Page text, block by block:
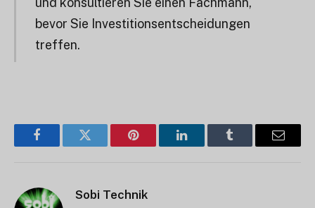
bevor Sie Investitionsentscheidungen
treffen.
FacebookTwitter Pinterest LinkedInTumblr
E-
Sobi Technik